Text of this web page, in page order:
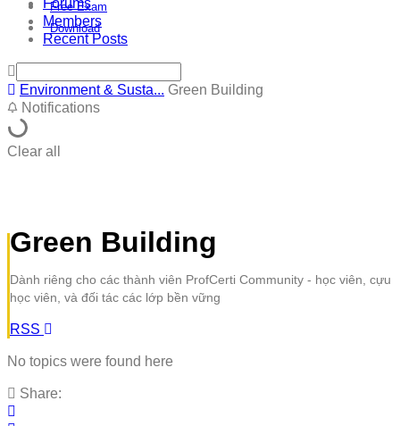
Free Exam
Download
Forums
Members
Recent Posts
Environment & Susta... Green Building
Notifications
Clear all
Green Building
Dành riêng cho các thành viên ProfCerti Community - học viên, cựu
học viên, và đối tác các lớp bền vững
RSS
No topics were found here
Share: